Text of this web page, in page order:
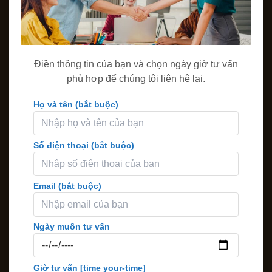
Điền thông tin của bạn và chọn ngày giờ tư vấn
phù hợp để chúng tôi liên hệ lại.
Họ và tên (bắt buộc)
Số điện thoại (bắt buộc)
Email (bắt buộc)
Ngày muốn tư vấn
Giờ tư vấn [time your-time]